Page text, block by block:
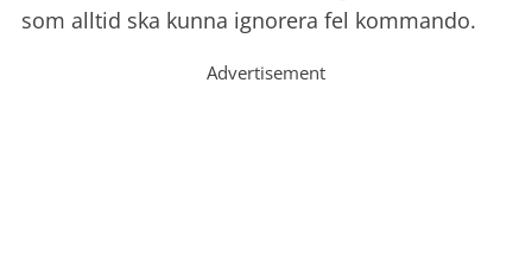
som alltid ska kunna ignorera fel kommando.
Advertisement